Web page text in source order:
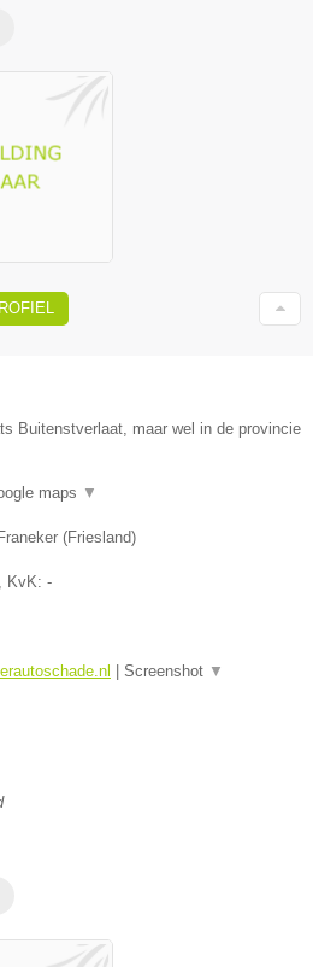
Buitenstverlaat, maar wel in de provincie
maps ▼
(Friesland)
, KvK: -
| Screenshot ▼